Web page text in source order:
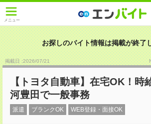
メニュー
お探しのバイト情報は掲載が終了
掲載日 :2026/07/21
【トヨタ自動車】在宅OK！時
河豊田で一般事務
派遣 ブランクOK WEB登録・面接OK